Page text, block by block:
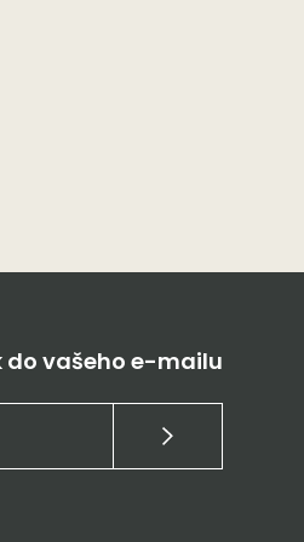
do vašeho e-mailu